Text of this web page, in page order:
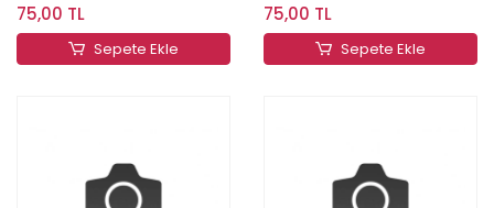
75,00 TL
Sepete Ekle
75,00 TL
Sepete Ekle